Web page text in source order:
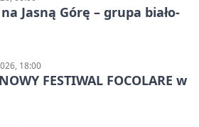
na Jasną Górę – grupa biało-
18:00
FESTIWAL FOCOLARE w